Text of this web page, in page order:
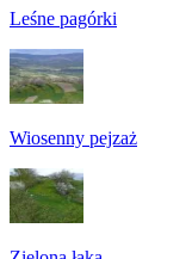
Leśne pagórki
Wiosenny pejzaż